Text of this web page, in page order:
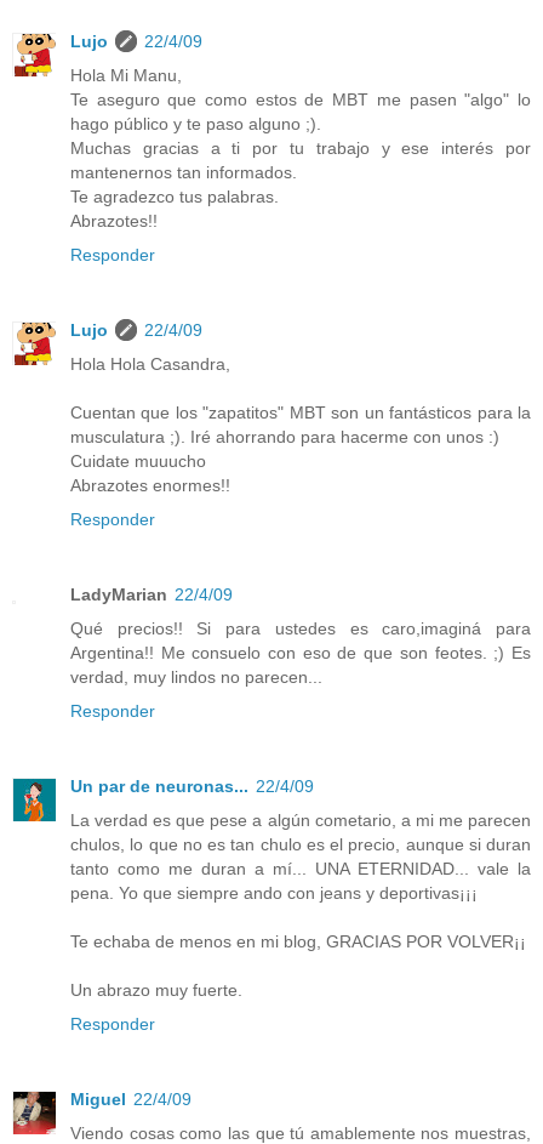
Lujo
22/4/09
Hola Mi Manu,
Te aseguro que como estos de MBT me pasen "algo" lo
hago público y te paso alguno ;).
Muchas gracias a ti por tu trabajo y ese interés por
mantenernos tan informados.
Te agradezco tus palabras.
Abrazotes!!
Responder
Lujo
22/4/09
Hola Hola Casandra,
Cuentan que los "zapatitos" MBT son un fantásticos para la
musculatura ;). Iré ahorrando para hacerme con unos :)
Cuidate muuucho
Abrazotes enormes!!
Responder
LadyMarian 22/4/09
Qué precios!! Si para ustedes es caro,imaginá para
Argentina!! Me consuelo con eso de que son feotes. ;) Es
verdad, muy lindos no parecen...
Responder
Un par de neuronas... 22/4/09
La verdad es que pese a algún cometario, a mi me parecen
chulos, lo que no es tan chulo es el precio, aunque si duran
tanto como me duran a mí... UNA ETERNIDAD... vale la
pena. Yo que siempre ando con jeans y deportivas¡¡¡
Te echaba de menos en mi blog, GRACIAS POR VOLVER¡¡
Un abrazo muy fuerte.
Responder
Miguel 22/4/09
Viendo cosas como las que tú amablemente nos muestras,